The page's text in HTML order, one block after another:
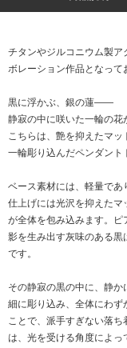
チタンやジルコニウム製ア
ボレーション作品となって
黒に浮かぶ、銀の蓮――
静寂の中に咲いた一輪の花
こちらは、艶を抑えたマ
一輪彫り込んだペンダント
ベース素材には、軽量であ
仕上げには光沢を抑えた
が全体を包み込みます。
影を生み出す灰味のある
です。
その静寂の黒の中に、静
細に彫り込み、全体にわ
ことで、派手すぎない落
は、光を受ける角度によ